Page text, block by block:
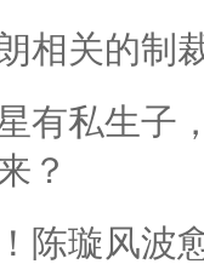
相关的制
有私生子
？
陈璇风波